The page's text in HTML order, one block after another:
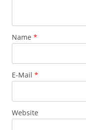
Name *
E-Mail *
Website